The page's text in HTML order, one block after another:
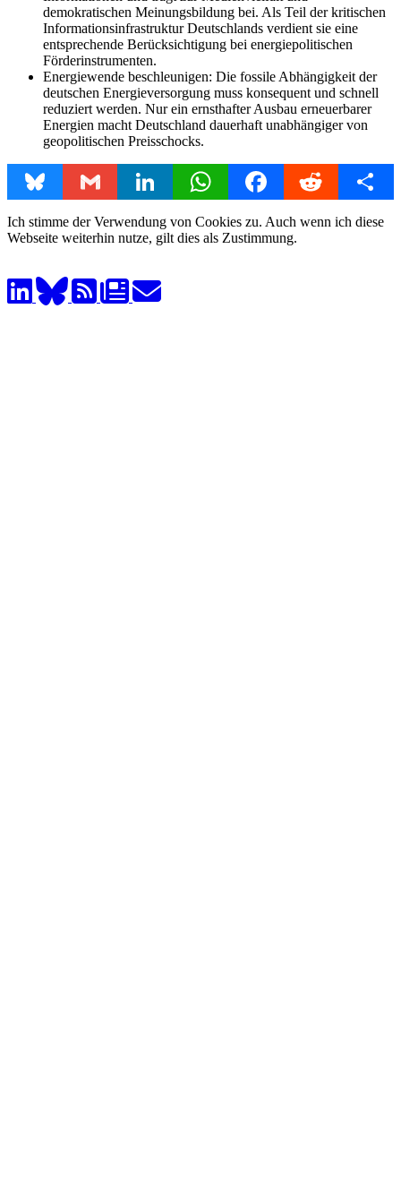
demokratischen Meinungsbildung bei. Als Teil der kritischen
Informationsinfrastruktur Deutschlands verdient sie eine
entsprechende Berücksichtigung bei energiepolitischen
Förderinstrumenten.
Energiewende beschleunigen: Die fossile Abhängigkeit der
deutschen Energieversorgung muss konsequent und schnell
reduziert werden. Nur ein ernsthafter Ausbau erneuerbarer
Energien macht Deutschland dauerhaft unabhängiger von
geopolitischen Preisschocks.
Bluesky Gmail LinkedIn WhatsAppFacebookReddit Share
Ich stimme der Verwendung von Cookies zu. Auch wenn ich diese
Webseite weiterhin nutze, gilt dies als Zustimmung.